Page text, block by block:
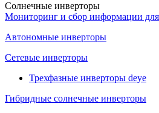
Солнечные инверторы
Мониторинг и сбор информации для
Автономные инверторы
Сетевые инверторы
Трехфазные инверторы deye
Гибридные солнечные инверторы